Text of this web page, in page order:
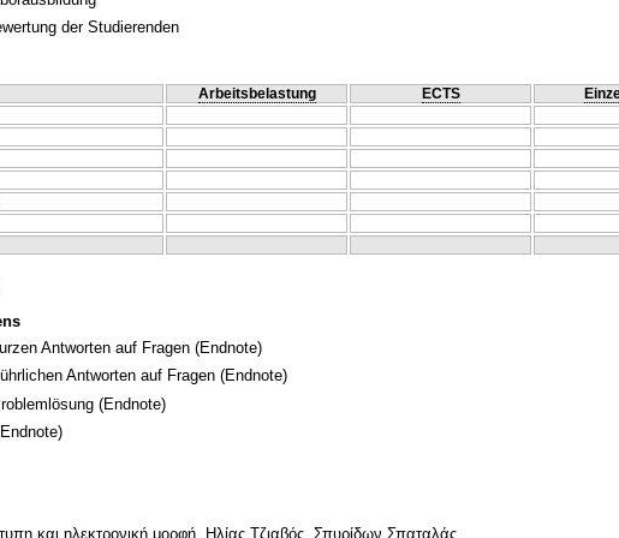
der Studierenden
Arbeitsbelastung ECTS
Antworten auf Fragen (Endnote)
Antworten auf Fragen (Endnote)
(Endnote)
και ηλεκτρονική μορφή, Ηλίας Τζιαβός, Σπυρίδων Σπαταλάς